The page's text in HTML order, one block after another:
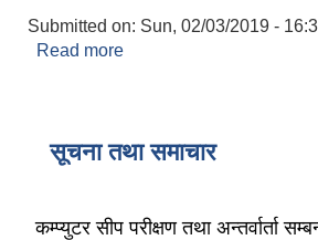
Submitted on: Sun, 02/03/2019 -
Read more
सूचना तथा समाचार
कम्प्युटर सीप परीक्षण तथा अन्तर्वार्ता